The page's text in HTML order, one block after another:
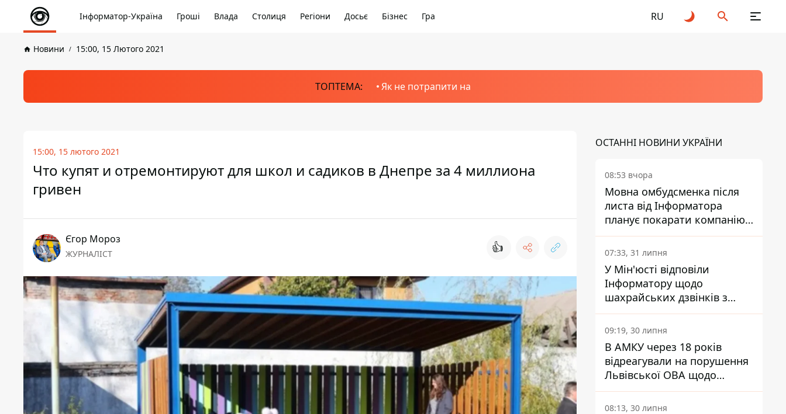
Інформатор-Україна Гроші Влада Столиця Регіони Досьє Бізнес Гра RU
Новини 15:00, 15 Лютого 2021
ТОПТЕМА: Як не потрапити на
15:00, 15 лютого 2021
Что купят и отремонтируют для школ и садиков в Днепре за 4 миллиона
гривен
Єгор Мороз
ЖУРНАЛІСТ 👍
ОСТАННІ НОВИНИ УКРАЇНИ
08:53 вчора
Мовна омбудсменка після
листа від Інформатора
планує покарати компанію-
підрядника ПриватБанку
07:33, 31 липня
У Мін'юсті відповіли
Інформатору щодо
шахрайських дзвінків з
камери Сумського СІЗО так,
що ніхто нічого не зрозумів
09:19, 30 липня
В АМКУ через 18 років
відреагували на порушення
Львівської ОВА щодо
харчування у закладах
освіти
08:13, 30 липня